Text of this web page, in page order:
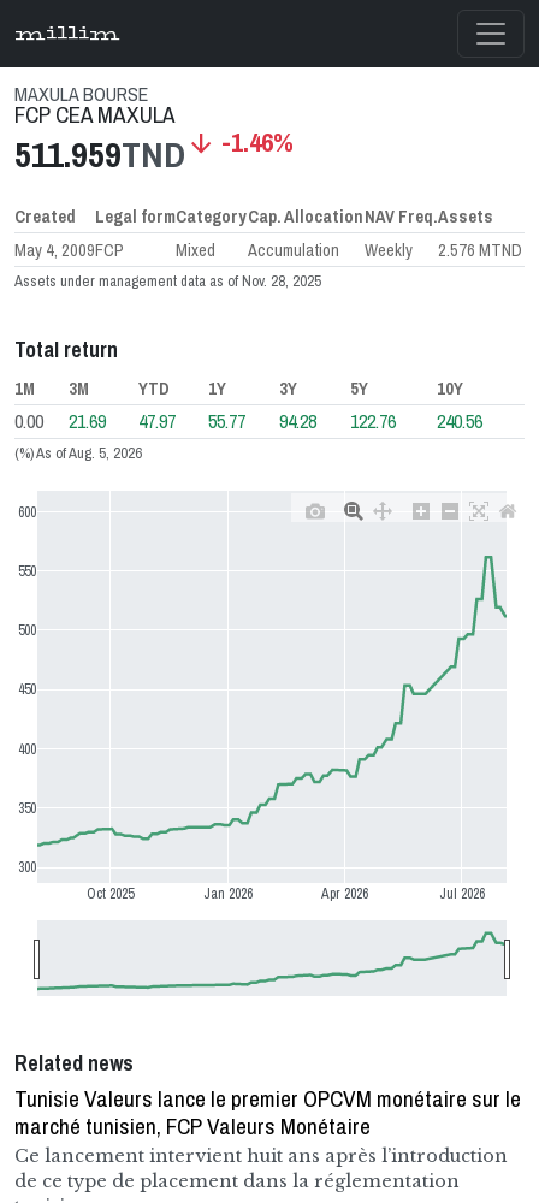
millim
MAXULA BOURSE
FCP CEA MAXULA
511.959TND arrow_downward -1.46%
Assets under management data as of Nov. 28, 2025
Created Legal formCategoryCap. AllocationNAV Freq.Assets
May 4, 2009FCP Mixed Accumulation Weekly 2.576 MTND
Total return
(%) As of Aug. 5, 2026
1M 3M YTD 1Y 3Y 5Y 10Y
0.00 21.69 47.97 55.77 94.28 122.76 240.56
Oct 2025 Jan 2026 Apr 2026 Jul 2026
300
350
400
450
500
550
600
Related news
Tunisie Valeurs lance le premier OPCVM monétaire sur le
marché tunisien, FCP Valeurs Monétaire
Ce lancement intervient huit ans après l’introduction
de ce type de placement dans la réglementation